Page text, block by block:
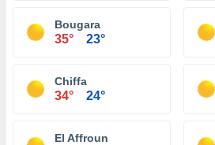
Bougara
35° 23°
Chiffa
34° 24°
El Affroun